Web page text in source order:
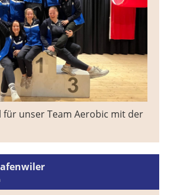
unser Team Aerobic mit der